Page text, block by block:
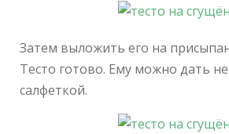
Затем выложить его на
Тесто готово. Ему можно дать
салфеткой.